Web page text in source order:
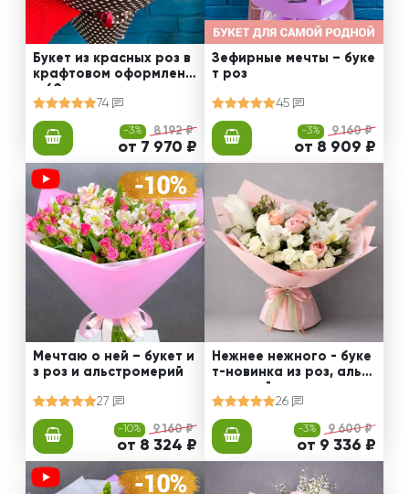
Букет из красных роз в
крафтовом оформлени
и 60 см
74
-3% 8 192 ₽
от 7 970 ₽
Зефирные мечты – буке
т роз
45
-3% 9 160 ₽
от 8 909 ₽
Мечтаю о ней – букет и
з роз и альстромерий
27
-10% 9 160 ₽
от 8 324 ₽
Нежнее нежного - буке
т-новинка из роз, альст
ромерий и калл
26
-3% 9 600 ₽
от 9 336 ₽